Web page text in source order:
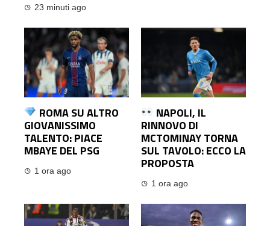
23 minuti ago
ROMA SU ALTRO
GIOVANISSIMO
TALENTO: PIACE
MBAYE DEL PSG
1 ora ago
NAPOLI, IL
RINNOVO DI
MCTOMINAY TORNA
SUL TAVOLO: ECCO LA
PROPOSTA
1 ora ago